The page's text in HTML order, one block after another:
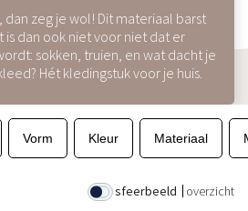
dan zeg je wol! Dit materiaal barst
dan ook niet voor niet dat er
sokken, truien, en wat dacht je
Hét kledingstuk voor je huis.
Vorm Kleur Materiaal
sfeerbeeld overzicht